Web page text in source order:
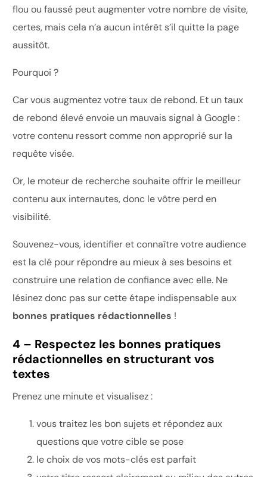
flou ou faussé peut augmenter votre nombre de visite,
certes, mais cela n’a aucun intérêt s’il quitte la page
aussitôt.
Pourquoi ?
Car vous augmentez votre taux de rebond. Et un taux
de rebond élevé envoie un mauvais signal à Google :
votre contenu ressort comme non approprié sur la
requête visée.
Or, le moteur de recherche souhaite offrir le meilleur
contenu aux internautes, donc le vôtre perd en
visibilité.
Souvenez-vous, identifier et connaître votre audience
est la clé pour répondre au mieux à ses besoins et
construire une relation de confiance avec elle. Ne
lésinez donc pas sur cette étape indispensable aux
bonnes pratiques rédactionnelles !
4 – Respectez les bonnes pratiques
rédactionnelles en structurant vos
textes
Prenez une minute et visualisez :
vous traitez les bon sujets et répondez aux
questions que votre cible se pose
le choix de vos mots-clés est parfait